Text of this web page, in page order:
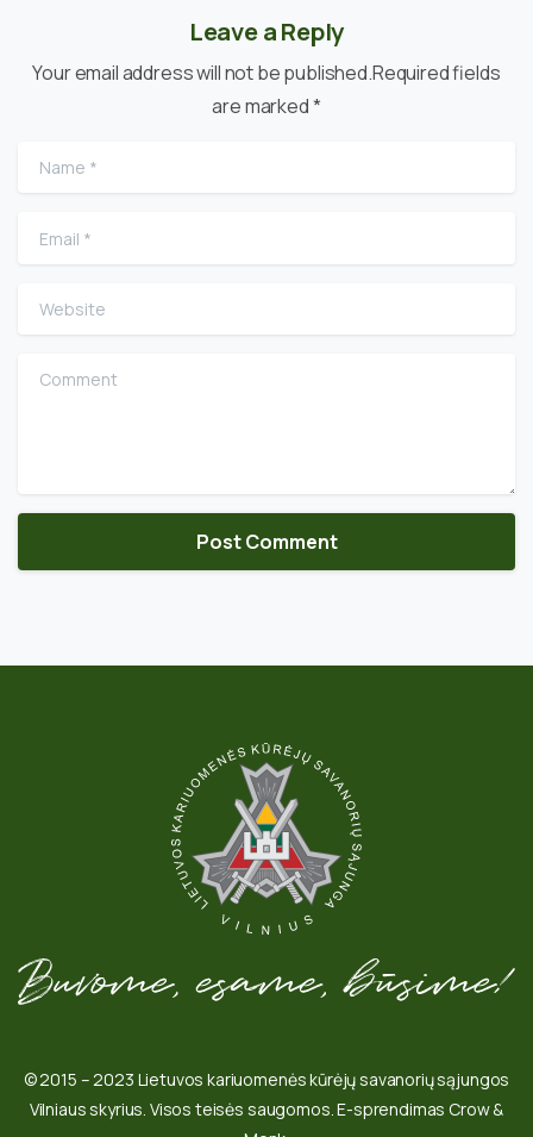
Leave a Reply
Your email address will not be published.Required fields
are marked *
Name
Email
Website
Comment
© 2015 – 2023 Lietuvos kariuomenės kūrėjų savanorių sąjungos
Vilniaus skyrius. Visos teisės saugomos. E-sprendimas Crow &